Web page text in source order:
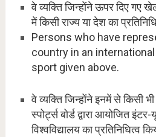
वे व्यक्ति जिन्होंने ऊपर दिए गए खेल
में किसी राज्य या देश का
Persons who have
country in an
sport given above.
वे व्यक्ति जिन्होंने इनमें से किसी
स्पोर्ट्स बोर्ड द्वारा आयोजित
विश्वविद्यालय का प्रतिनिधित्व